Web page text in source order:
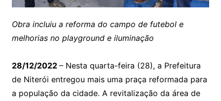
Obra incluiu a reforma do campo de futebol e
melhorias no playground e iluminação
28/12/2022 – Nesta quarta-feira (28), a Prefeitura
de Niterói entregou mais uma praça reformada para
a população da cidade. A revitalização da área de